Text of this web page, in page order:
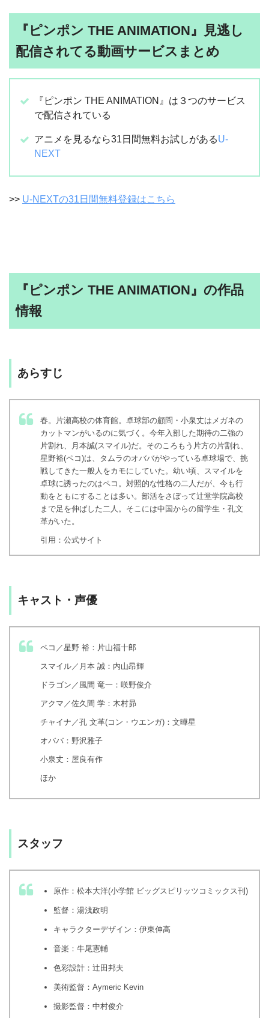
『ピンポン THE ANIMATION』見逃し
配信されてる動画サービスまとめ
『ピンポン THE ANIMATION』は３つのサービス
で配信されている
アニメを見るなら31日間無料お試しがあるU-
NEXT
>> U-NEXTの31日間無料登録はこちら
『ピンポン THE ANIMATION』の作品
情報
あらすじ
春。片瀬高校の体育館。卓球部の顧問・小泉丈はメガネの
カットマンがいるのに気づく。今年入部した期待の二強の
片割れ、月本誠(スマイル)だ。そのころもう片方の片割れ、
星野裕(ペコ)は、タムラのオババがやっている卓球場で、挑
戦してきた一般人をカモにしていた。幼い頃、スマイルを
卓球に誘ったのはペコ。対照的な性格の二人だが、今も行
動をともにすることは多い。部活をさぼって辻堂学院高校
まで足を伸ばした二人。そこには中国からの留学生・孔文
革がいた。
引用：公式サイト
キャスト・声優
ペコ／星野 裕：片山福十郎
スマイル／月本 誠：内山昂輝
ドラゴン／風間 竜一：咲野俊介
アクマ／佐久間 学：木村昴
チャイナ／孔 文革(コン・ウエンガ)：文曄星
オババ：野沢雅子
小泉丈：屋良有作
ほか
スタッフ
原作：松本大洋(小学館 ビッグスピリッツコミックス刊)
監督：湯浅政明
キャラクターデザイン：伊東伸高
音楽：牛尾憲輔
色彩設計：辻田邦夫
美術監督：Aymeric Kevin
撮影監督：中村俊介